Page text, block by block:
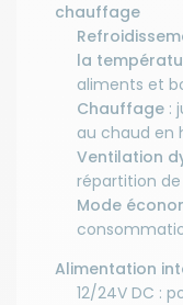
chauffage
la
aliments et
Chauffage :
au chaud en
Ventilation
répartition
Mode
Alimentation
12/24V DC :